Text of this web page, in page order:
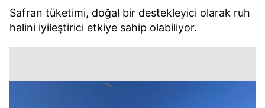
6698 sayılı Kişisel Verilerin Korunması Kanunu uyarınca
hazırlanmış Aydınlatma Metnimizi okumak ve sitemizde
ilgili mevzuata uygun olarak kullanılan çerezlerle ilgili bilgi
almak için lütfentıklayınız.
Safran tüketimi, doğal bir destekleyici olarak ruh
halini iyileştirici etkiye sahip olabiliyor.